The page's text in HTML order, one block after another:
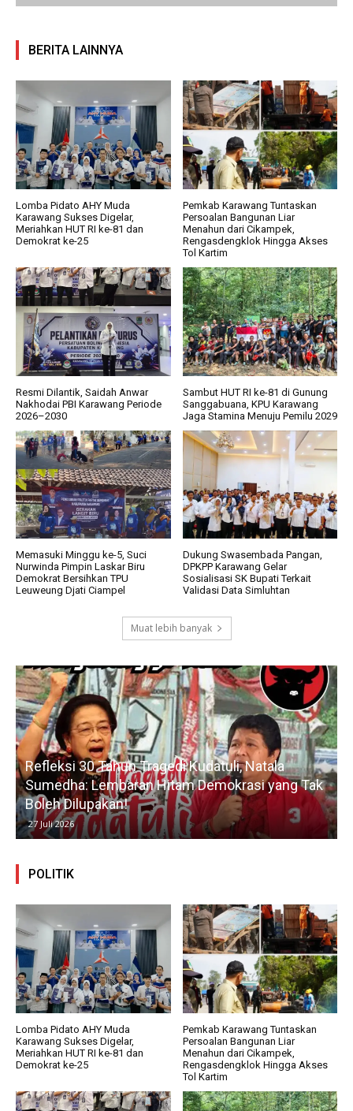
BERITA LAINNYA
Lomba Pidato AHY Muda
Karawang Sukses Digelar,
Meriahkan HUT RI ke-81 dan
Demokrat ke-25
Pemkab Karawang Tuntaskan
Persoalan Bangunan Liar
Menahun dari Cikampek,
Rengasdengklok Hingga Akses
Tol Kartim
Resmi Dilantik, Saidah Anwar
Nakhodai PBI Karawang Periode
2026–2030
Sambut HUT RI ke-81 di Gunung
Sanggabuana, KPU Karawang
Jaga Stamina Menuju Pemilu 2029
Memasuki Minggu ke-5, Suci
Nurwinda Pimpin Laskar Biru
Demokrat Bersihkan TPU
Leuweung Djati Ciampel
Dukung Swasembada Pangan,
DPKPP Karawang Gelar
Sosialisasi SK Bupati Terkait
Validasi Data Simluhtan
Muat lebih banyak
Refleksi 30 Tahun Tragedi Kudatuli, Natala
Sumedha: Lembaran Hitam Demokrasi yang Tak
Boleh Dilupakan!
27 Juli 2026
POLITIK
Lomba Pidato AHY Muda
Karawang Sukses Digelar,
Meriahkan HUT RI ke-81 dan
Demokrat ke-25
Pemkab Karawang Tuntaskan
Persoalan Bangunan Liar
Menahun dari Cikampek,
Rengasdengklok Hingga Akses
Tol Kartim